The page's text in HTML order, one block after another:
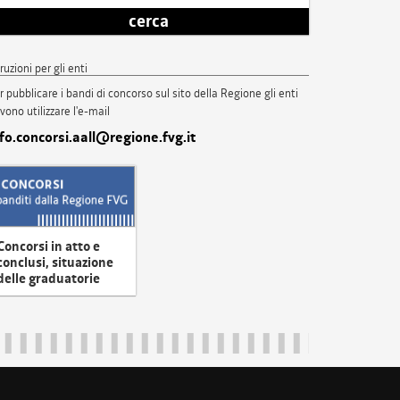
cerca
per gli enti
pubblicare i bandi di concorso sul sito della Regione gli enti
utilizzare l'e-mail
in atto e
situazione
graduatorie